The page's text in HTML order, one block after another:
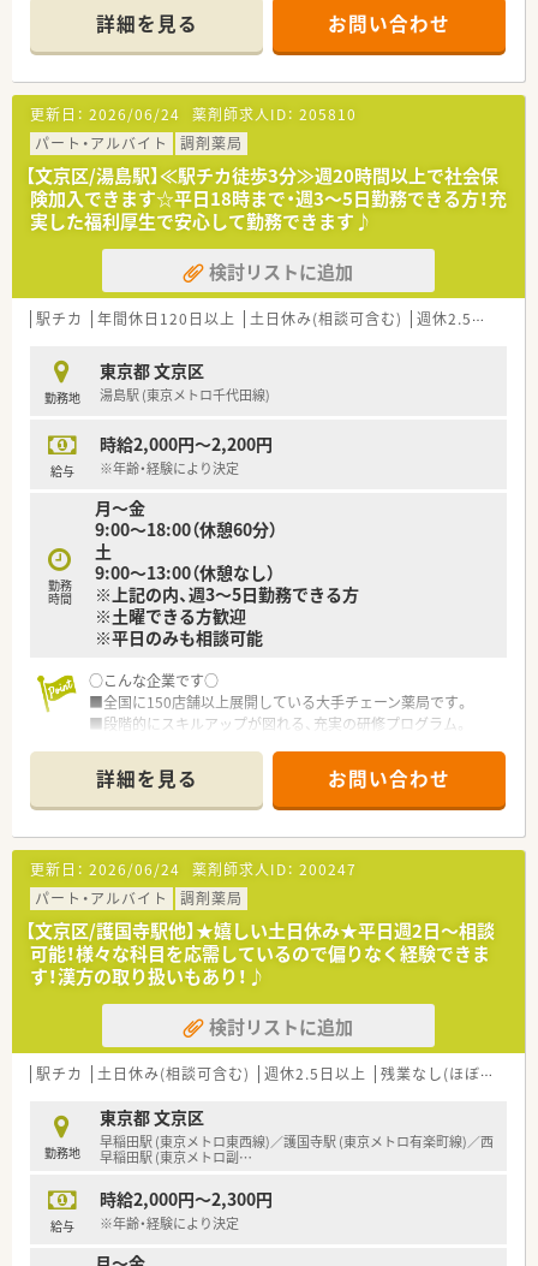
様々な形態の薬局を全国に展開しております。
■福利厚生も充実しているので、安心して働けます。
■ほぼ全店で「座り投薬」のためでしっかりと患者様に向き合っ
て服薬指導ができます
■「地域密着」がキーワード。地域に毎に合わせた店舗デザイン、
25年前より取り組んでいる在宅（実施率90%）、健康イベントな
どを行っています
■「育休・育短の取得が100%（一般平均83.6％）」の取得実績か
つ、「復帰率96%（一般平均40％）」
■段階的にスキルアップが図れる、充実の研修プログラム。
■症例検討会・服薬指導ロールプレイング・メーカー説明会・医療
機関との合同勉強会など、各種勉強会も多数あります！
＜こんな方にオススメ！＞
★在宅の実施率は全店舗の内90%のため在宅医療に興味・熱意の
★ライフワークバランス重視の方！
★地域密着の薬局で働きたい方！
■定期的な勉強会や外部研修にも積極的に参加のためスキルア
ップ可能です。
ます。
■新入社員研修や中堅社員研修、管理者研修など、階層別での研
修プログラムのほか、薬局内での勉強会、学術大会への参加など
教育制度も充実しています
≪成長できる環境≫
約26年前から在宅・施設業務に取り組んで来た経験･実績を活か
し医療機関との連携を深めてます。薬剤師一人あたりの処方箋
処理枚数が少なく、バランス良く業務をこなす事が可能です。
■「機能性のあるアロマ」や「医療用サプリメント」を活用した予
防医療にも携わる事が可能です。
■より高度な知識を学びたい方という方には、大学病院の敷地内
へも薬局を出店しており、病院と連携し病院研修を実施しており
「外来がん治療認定薬剤師」をはじめとする資格・専門性を身に
つける事ができる様にサポートしてくれます。
詳細を見る お問い合わせ
更新日： 2026/06/24 薬剤師求人ID： 205810
パート・アルバイト
調剤薬局
【文京区/湯島駅】≪駅チカ徒歩3分≫週20時間以上で社会保
険加入できます☆平日18時まで・週3～5日勤務できる方！充
実した福利厚生で安心して勤務できます♪
検討リストに追加
駅チカ 年間休日120日以上 土日休み(相談可含む) 週休2.5日以上
勤務地
東京都 文京区
湯島駅 (東京メトロ千代田線)
給与
時給2,000円～2,200円
※年齢・経験により決定
勤務
時間
月～金
9:00～18:00（休憩60分）
土
9:00～13:00（休憩なし）
※上記の内、週3～5日勤務できる方
※土曜できる方歓迎
※平日のみも相談可能
○こんな企業です○
■全国に150店舗以上展開している大手チェーン薬局です。
■段階的にスキルアップが図れる、充実の研修プログラム。
機関との合同勉強会など、各種勉強会も多数あります！
■最新の監査システムを導入、薬剤師業務に集中できる環境です
■産休復帰率96％・女性も長く働ける環境です
○こんな薬局です○
■湯島駅から徒歩3分
■全国100店舗以上展開をしている大手チェーン薬局第1号店。
■小児科をメインに応需しています！勉強したい方必見☆
■加算関係がしっかりと算定されているため、地域体制加算など
技術料の面で安定しています
○こんな方におすすめです○
■子育て中でのママ薬剤師さん
■趣味やプライベートと両立したい方
詳細を見る お問い合わせ
更新日： 2026/06/24 薬剤師求人ID： 200247
パート・アルバイト
調剤薬局
【文京区/護国寺駅他】★嬉しい土日休み★平日週2日～相談
可能！様々な科目を応需しているので偏りなく経験できま
す！漢方の取り扱いもあり！♪
検討リストに追加
駅チカ 土日休み(相談可含む) 週休2.5日以上 残業なし(ほぼなし含む)
勤務地
東京都 文京区
早稲田駅 (東京メトロ東西線)／護国寺駅 (東京メトロ有楽町線)／西
早稲田駅 (東京メトロ副…
給与
時給2,000円～2,300円
※年齢・経験により決定